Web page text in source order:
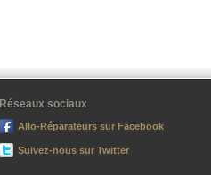
Réseaux sociaux
Allo-Réparateurs sur Facebook
Suivez-nous sur Twitter